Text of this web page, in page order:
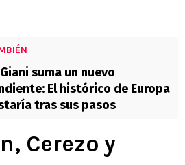
suma un nuevo
El histórico de Europa
tras sus pasos
Cerezo y